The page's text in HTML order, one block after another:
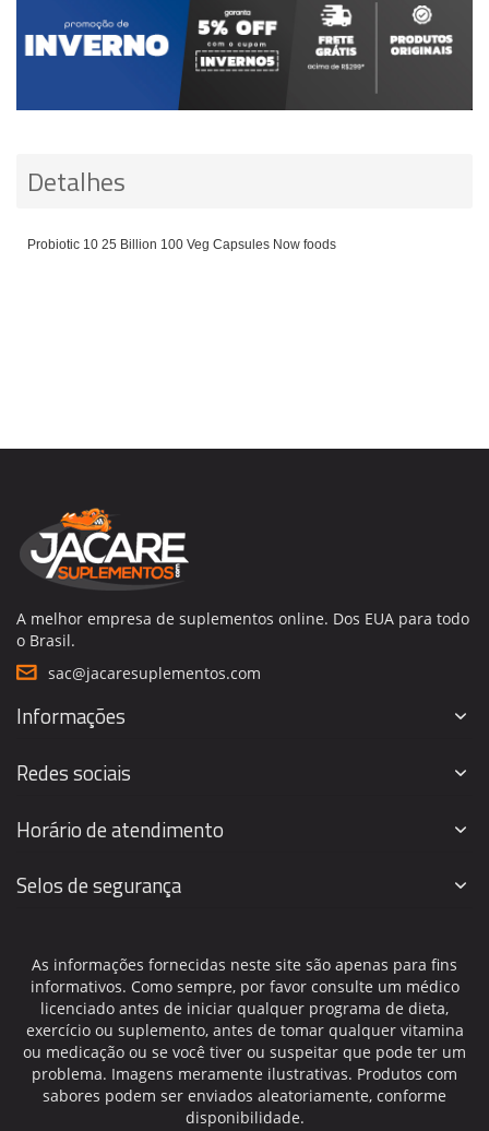
Detalhes
Probiotic 10 25 Billion 100 Veg Capsules Now foods
A melhor empresa de suplementos online. Dos EUA para todo
o Brasil.
sac@jacaresuplementos.com
Informações
Redes sociais
Horário de atendimento
Selos de segurança
As informações fornecidas neste site são apenas para fins
informativos. Como sempre, por favor consulte um médico
licenciado antes de iniciar qualquer programa de dieta,
exercício ou suplemento, antes de tomar qualquer vitamina
ou medicação ou se você tiver ou suspeitar que pode ter um
problema. Imagens meramente ilustrativas. Produtos com
sabores podem ser enviados aleatoriamente, conforme
disponibilidade.